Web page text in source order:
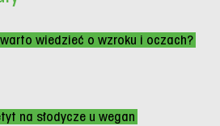
wiedzieć o wzroku i oczach?
na słodycze u wegan